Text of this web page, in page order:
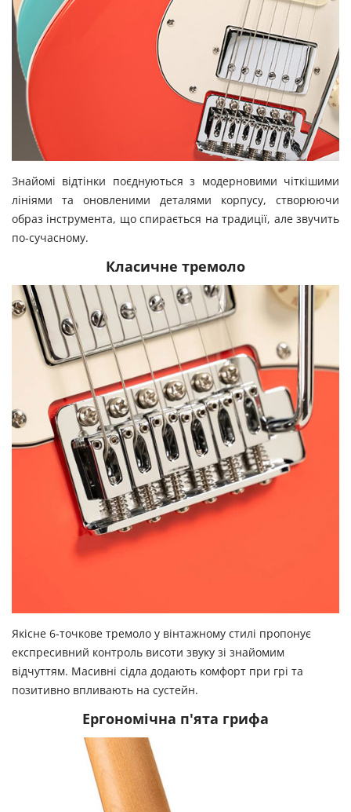
Знайомі відтінки поєднуються з модерновими чіткішими
лініями та оновленими деталями корпусу, створюючи
образ інструмента, що спирається на традиції, але звучить
по-сучасному.
Класичне тремоло
Якісне 6-точкове тремоло у вінтажному стилі пропонує
експресивний контроль висоти звуку зі знайомим
відчуттям. Масивні сідла додають комфорт при грі та
позитивно впливають на сустейн.
Ергономічна п'ята грифа